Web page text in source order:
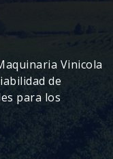
Vinicola
de
para los